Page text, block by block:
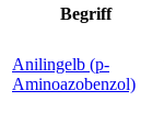
Begriff
Anilingelb (p-
Aminoazobenzol)